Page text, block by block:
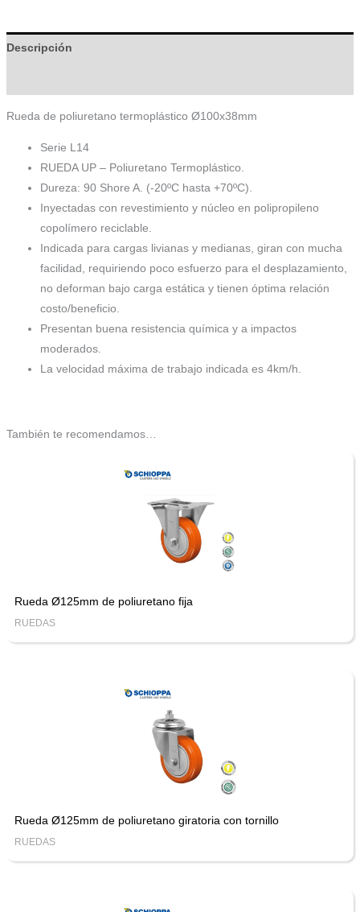
Descripción
Rueda de poliuretano termoplástico Ø100x38mm
Serie L14
RUEDA UP – Poliuretano Termoplástico.
Dureza: 90 Shore A. (-20ºC hasta +70ºC).
Inyectadas con revestimiento y núcleo en polipropileno
copolímero reciclable.
Indicada para cargas livianas y medianas, giran con mucha
facilidad, requiriendo poco esfuerzo para el desplazamiento,
no deforman bajo carga estática y tienen óptima relación
costo/beneficio.
Presentan buena resistencia química y a impactos
moderados.
La velocidad máxima de trabajo indicada es 4km/h.
También te recomendamos…
Rueda Ø125mm de poliuretano fija
RUEDAS
Rueda Ø125mm de poliuretano giratoria con tornillo
RUEDAS